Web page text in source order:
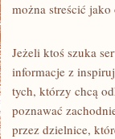
można streścić
Jeżeli ktoś szuka
informacje z
tych, którzy chcą
poznawać
przez dzielnice,